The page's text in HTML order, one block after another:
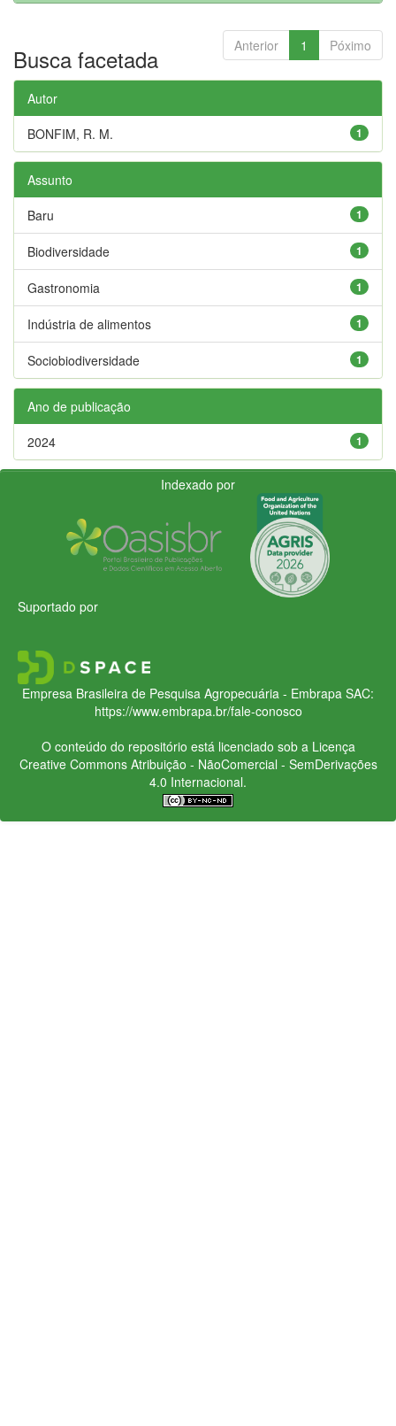
Anterior 1 Póximo
Busca facetada
Autor
1
BONFIM, R. M.
Assunto
1
Baru
1
Biodiversidade
1
Gastronomia
1
Indústria de alimentos
1
Sociobiodiversidade
Ano de publicação
1
2024
Indexado por
Suportado por
Empresa Brasileira de Pesquisa Agropecuária - Embrapa SAC:
https://www.embrapa.br/fale-conosco
O conteúdo do repositório está licenciado sob a Licença
Creative CommonsAtribuição - NãoComercial - SemDerivações
4.0 Internacional.